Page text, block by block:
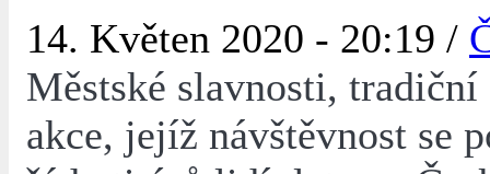
14. Květen 2020 - 20:19 /
Městské slavnosti, tradiční
akce, jejíž návštěvnost se